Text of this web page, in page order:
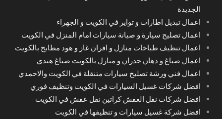
الجديدة
اعمال تبديل اطارات و تواير في الكويت و الجهراء
اعمال تصليح سيارة و صيانة سيارات امام المنزل في الكويت
اعمال تنظيف طباخات منازل و افران غاز و هود مطابخ بالكويت
اعمال صباغ و دهان جدران و منازل بالكويت صباغ هندي
اعمال فني ورشة تصليح سيارات متنقلة في الكويت والاحمدي
افضل شركات غسيل السيارات في الكويت وتنظيف فوري
افضل شركات نقل العفش كراتين نقل عفش في الكويت
افضل شركة غسيل سيارات و تنظيفها في الكويت